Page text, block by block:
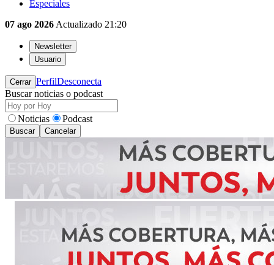
Especiales
07 ago 2026 Actualizado 21:20
Newsletter
Usuario
Cerrar PerfilDesconecta
Buscar noticias o podcast
Noticias Podcast
Buscar Cancelar